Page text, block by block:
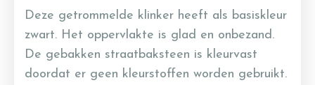
Deze getrommelde klinker heeft als basiskleur
zwart. Het oppervlakte is glad en onbezand.
De gebakken straatbaksteen is kleurvast
doordat er geen kleurstoffen worden gebruikt.